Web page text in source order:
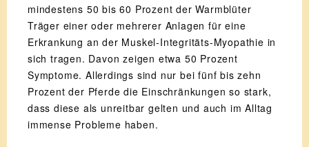
mindestens 50 bis 60 Prozent der Warmblüter
Träger einer oder mehrerer Anlagen für eine
Erkrankung an der Muskel-Integritäts-Myopathie in
sich tragen. Davon zeigen etwa 50 Prozent
Symptome. Allerdings sind nur bei fünf bis zehn
Prozent der Pferde die Einschränkungen so stark,
dass diese als unreitbar gelten und auch im Alltag
immense Probleme haben.